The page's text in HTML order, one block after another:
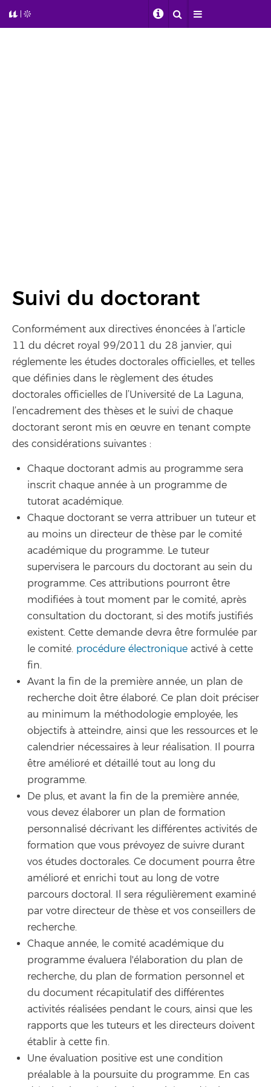
Suivi du doctorant
Conformément aux directives énoncées à l’article
11 du décret royal 99/2011 du 28 janvier, qui
réglemente les études doctorales officielles, et telles
que définies dans le règlement des études
doctorales officielles de l’Université de La Laguna,
l’encadrement des thèses et le suivi de chaque
doctorant seront mis en œuvre en tenant compte
des considérations suivantes :
Chaque doctorant admis au programme sera
inscrit chaque année à un programme de
tutorat académique.
Chaque doctorant se verra attribuer un tuteur et
au moins un directeur de thèse par le comité
académique du programme. Le tuteur
supervisera le parcours du doctorant au sein du
programme. Ces attributions pourront être
modifiées à tout moment par le comité, après
consultation du doctorant, si des motifs justifiés
existent. Cette demande devra être formulée par
le comité. procédure électronique activé à cette
fin.
Avant la fin de la première année, un plan de
recherche doit être élaboré. Ce plan doit préciser
au minimum la méthodologie employée, les
objectifs à atteindre, ainsi que les ressources et le
calendrier nécessaires à leur réalisation. Il pourra
être amélioré et détaillé tout au long du
programme.
De plus, et avant la fin de la première année,
vous devez élaborer un plan de formation
personnalisé décrivant les différentes activités de
formation que vous prévoyez de suivre durant
vos études doctorales. Ce document pourra être
amélioré et enrichi tout au long de votre
parcours doctoral. Il sera régulièrement examiné
par votre directeur de thèse et vos conseillers de
recherche.
Chaque année, le comité académique du
programme évaluera l'élaboration du plan de
recherche, du plan de formation personnel et
du document récapitulatif des différentes
activités réalisées pendant le cours, ainsi que les
rapports que les tuteurs et les directeurs doivent
établir à cette fin.
Une évaluation positive est une condition
préalable à la poursuite du programme. En cas